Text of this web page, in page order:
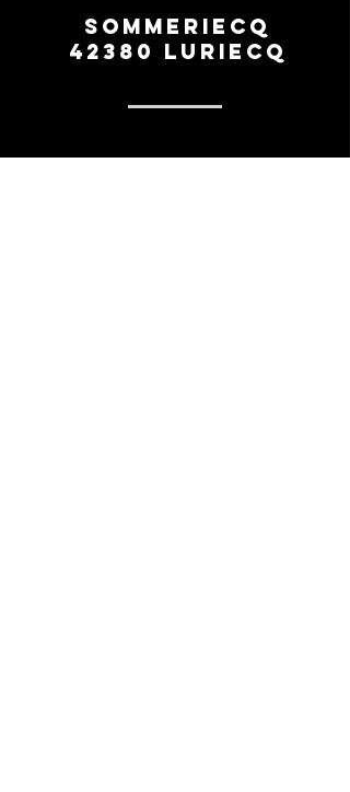
Sommeriecq
42380 Luriecq